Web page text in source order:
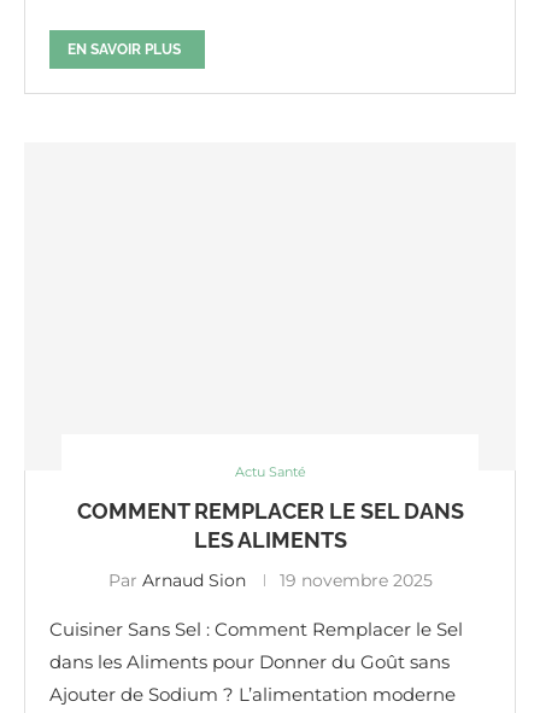
EN SAVOIR PLUS
Actu Santé
COMMENT REMPLACER LE SEL DANS
LES ALIMENTS
Par Arnaud Sion 19 novembre 2025
Cuisiner Sans Sel : Comment Remplacer le Sel
dans les Aliments pour Donner du Goût sans
Ajouter de Sodium ? L’alimentation moderne